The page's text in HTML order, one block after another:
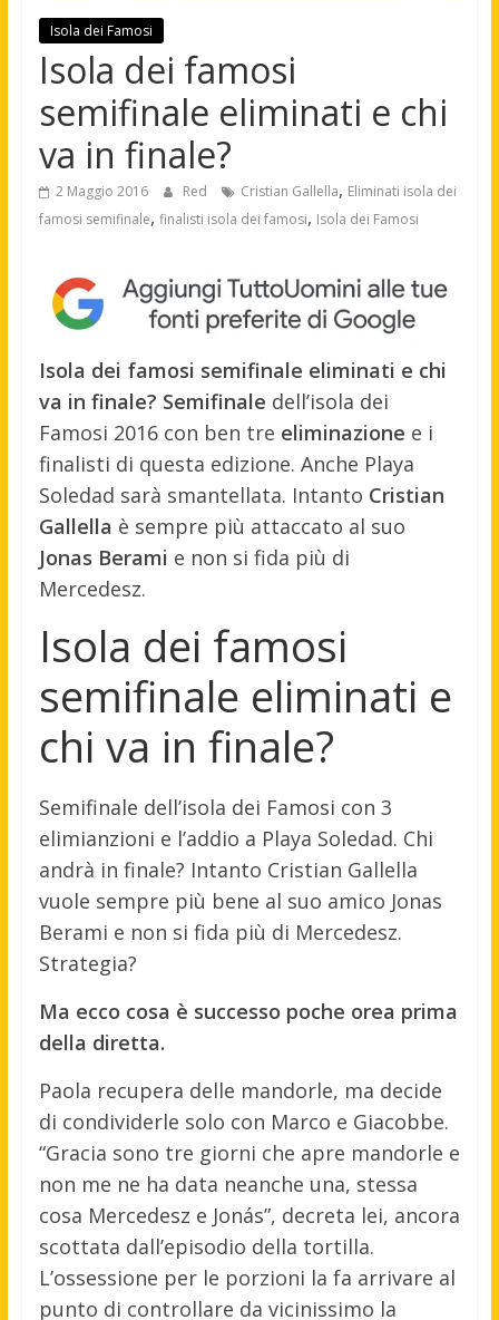
Isola dei Famosi
Isola dei famosi
semifinale eliminati e chi
va in finale?
2 Maggio 2016 Red Cristian Gallella, Eliminati isola dei
famosi semifinale, finalisti isola dei famosi, Isola dei Famosi
Isola dei famosi semifinale eliminati e chi
va in finale? Semifinale dell’isola dei
Famosi 2016 con ben tre eliminazione e i
finalisti di questa edizione. Anche Playa
Soledad sarà smantellata. Intanto Cristian
Gallella è sempre più attaccato al suo
Jonas Berami e non si fida più di
Mercedesz.
Isola dei famosi
semifinale eliminati e
chi va in finale?
Semifinale dell’isola dei Famosi con 3
elimianzioni e l’addio a Playa Soledad. Chi
andrà in finale? Intanto Cristian Gallella
vuole sempre più bene al suo amico Jonas
Berami e non si fida più di Mercedesz.
Strategia?
Ma ecco cosa è successo poche orea prima
della diretta.
Paola recupera delle mandorle, ma decide
di condividerle solo con Marco e Giacobbe.
“Gracia sono tre giorni che apre mandorle e
non me ne ha data neanche una, stessa
cosa Mercedesz e Jonás”, decreta lei, ancora
scottata dall’episodio della tortilla.
L’ossessione per le porzioni la fa arrivare al
punto di controllare da vicinissimo la